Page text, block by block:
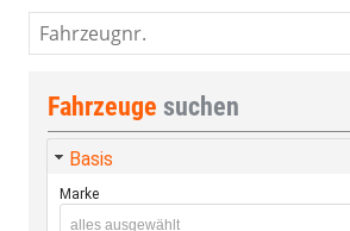
Fahrzeugnr.
Fahrzeuge suchen
Basis
Marke
alles ausgewählt